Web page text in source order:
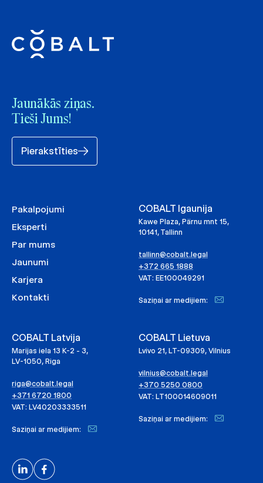
Jaunākās ziņas.
Tieši Jums!
Pierakstīties
Pakalpojumi
Eksperti
Par mums
Jaunumi
Karjera
Kontakti
COBALT Igaunija
Kawe Plaza, Pärnu mnt 15,
10141, Tallinn
tallinn@cobalt.legal
+372 665 1888
VAT: EE100049291
Saziņai ar medijiem:
COBALT Latvija
Marijas iela 13 K-2 - 3,
LV-1050, Riga
riga@cobalt.legal
+371 6720 1800
VAT: LV40203333511
Saziņai ar medijiem:
COBALT Lietuva
Lvivo 21, LT-09309, Vilnius
vilnius@cobalt.legal
+370 5250 0800
VAT: LT100014609011
Saziņai ar medijiem: